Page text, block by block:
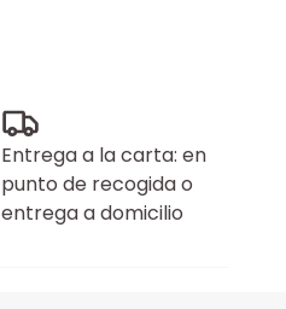
Entrega a la carta: en
punto de recogida o
entrega a domicilio